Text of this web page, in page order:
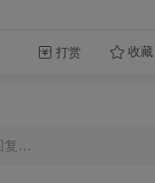
打赏 收藏
复…